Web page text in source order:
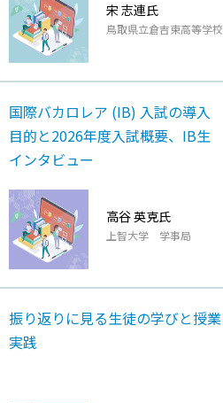
宋 志連氏
⿃取県⽴倉吉東⾼等学校
国際バカロレア (IB) ⼊試の導⼊
⽬的と2026年度⼊試概要、IB⽣
インタビュー
⾼⾕ 英克氏
上智⼤学 学事局
振り返りに⾒る⽣徒の学びと授業
実践